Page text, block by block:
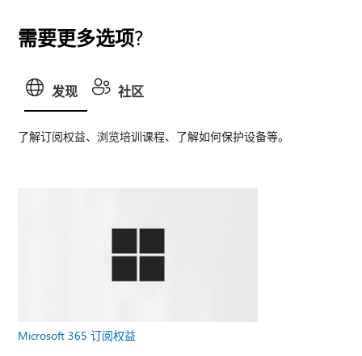
需要更多选项?
发现 社区
了解订阅权益、浏览培训课程、了解如何保护设备等。
Microsoft 365 订阅权益